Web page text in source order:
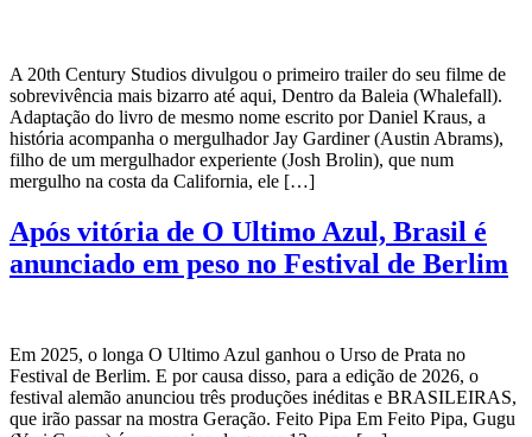
A 20th Century Studios divulgou o primeiro trailer do seu filme de
sobrevivência mais bizarro até aqui, Dentro da Baleia (Whalefall).
Adaptação do livro de mesmo nome escrito por Daniel Kraus, a
história acompanha o mergulhador Jay Gardiner (Austin Abrams),
filho de um mergulhador experiente (Josh Brolin), que num
mergulho na costa da California, ele […]
Após vitória de O Ultimo Azul, Brasil é
anunciado em peso no Festival de Berlim
Em 2025, o longa O Ultimo Azul ganhou o Urso de Prata no
Festival de Berlim. E por causa disso, para a edição de 2026, o
festival alemão anunciou três produções inéditas e BRASILEIRAS,
que irão passar na mostra Geração. Feito Pipa Em Feito Pipa, Gugu